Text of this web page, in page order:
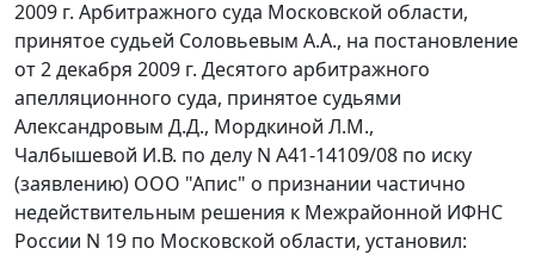
2009 г. Арбитражного суда Московской области,
принятое судьей Соловьевым А.А., на постановление
от 2 декабря 2009 г. Десятого арбитражного
апелляционного суда, принятое судьями
Александровым Д.Д., Мордкиной Л.М.,
Чалбышевой И.В. по делу N А41-14109/08 по иску
(заявлению) ООО "Апис" о признании частично
недействительным решения к Межрайонной ИФНС
России N 19 по Московской области, установил: